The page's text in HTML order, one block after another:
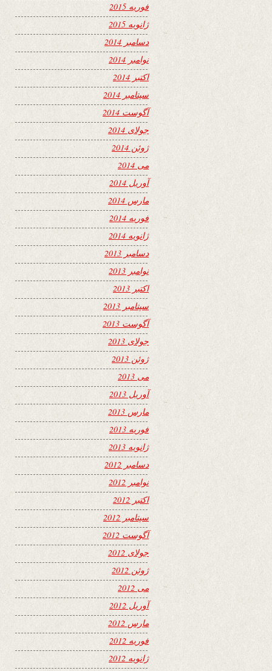
فوریه 2015
ژانویه 2015
دسامبر 2014
نوامبر 2014
اکتبر 2014
سپتامبر 2014
آگوست 2014
جولای 2014
ژوئن 2014
می 2014
آوریل 2014
مارس 2014
فوریه 2014
ژانویه 2014
دسامبر 2013
نوامبر 2013
اکتبر 2013
سپتامبر 2013
آگوست 2013
جولای 2013
ژوئن 2013
می 2013
آوریل 2013
مارس 2013
فوریه 2013
ژانویه 2013
دسامبر 2012
نوامبر 2012
اکتبر 2012
سپتامبر 2012
آگوست 2012
جولای 2012
ژوئن 2012
می 2012
آوریل 2012
مارس 2012
فوریه 2012
ژانویه 2012